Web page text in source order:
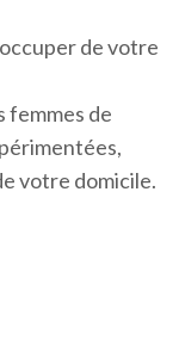
de votre
femmes de
votre domicile.